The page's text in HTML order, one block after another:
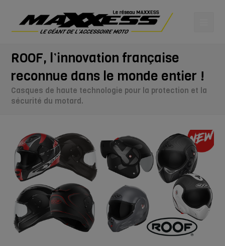
ROOF, l’innovation française
reconnue dans le monde entier !
Casques de haute technologie pour la protection et la
sécurité du motard.